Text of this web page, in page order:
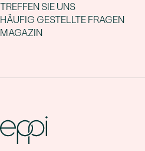
TREFFEN SIE UNS
HÄUFIG GESTELLTE FRAGEN
MAGAZIN